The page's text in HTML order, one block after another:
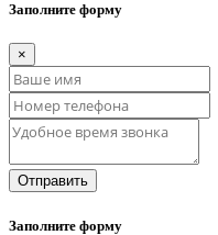
Заполните форму
×
Отправить
Заполните форму